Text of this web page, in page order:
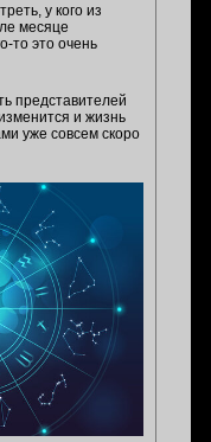
у кого из
месяце
то это очень
представителей
и жизнь
уже совсем скоро